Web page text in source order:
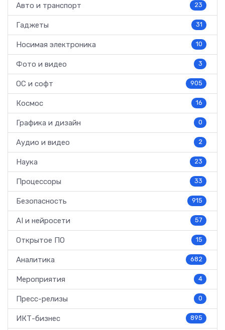
Авто и транспорт 23
Гаджеты 31
Носимая электроника 10
Фото и видео 3
ОС и софт 905
Космос 16
Графика и дизайн 0
Аудио и видео 2
Наука 23
Процессоры 33
Безопасность 915
AI и нейросети 57
Открытое ПО 15
Аналитика 682
Мероприятия 4
Пресс-релизы 0
ИКТ-бизнес 895